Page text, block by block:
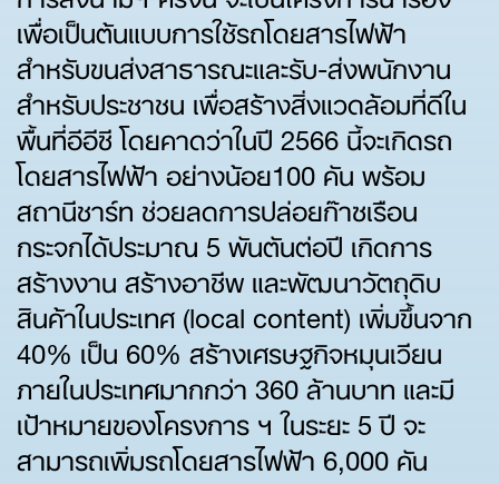
เพื่อเป็นต้นแบบการใช้รถโดยสารไฟฟ้า
สำหรับขนส่งสาธารณะและรับ-ส่งพนักงาน
สำหรับประชาชน เพื่อสร้างสิ่งแวดล้อมที่ดีใน
พื้นที่อีอีซี โดยคาดว่าในปี 2566 นี้จะเกิดรถ
โดยสารไฟฟ้า อย่างน้อย100 คัน พร้อม
สถานีชาร์ท ช่วยลดการปล่อยก๊าซเรือน
กระจกได้ประมาณ 5 พันตันต่อปี เกิดการ
สร้างงาน สร้างอาชีพ และพัฒนาวัตถุดิบ
สินค้าในประเทศ (local content) เพิ่มขึ้นจาก
40% เป็น 60% สร้างเศรษฐกิจหมุนเวียน
ภายในประเทศมากกว่า 360 ล้านบาท และมี
เป้าหมายของโครงการ ฯ ในระยะ 5 ปี จะ
สามารถเพิ่มรถโดยสารไฟฟ้า 6,000 คัน